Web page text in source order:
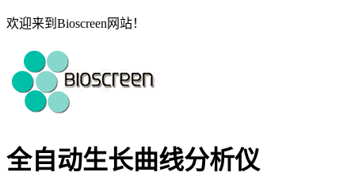
欢迎来到Bioscreen网站！
全自动生长曲线分析仪